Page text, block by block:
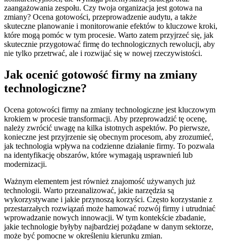
zaangażowania zespołu. Czy twoja organizacja jest gotowa na
zmiany? Ocena gotowości, przeprowadzenie audytu, a także
skuteczne planowanie i monitorowanie efektów to kluczowe kroki,
które mogą pomóc w tym procesie. Warto zatem przyjrzeć się, jak
skutecznie przygotować firmę do technologicznych rewolucji, aby
nie tylko przetrwać, ale i rozwijać się w nowej rzeczywistości.
Jak ocenić gotowość firmy na zmiany
technologiczne?
Ocena gotowości firmy na zmiany technologiczne jest kluczowym
krokiem w procesie transformacji. Aby przeprowadzić tę ocenę,
należy zwrócić uwagę na kilka istotnych aspektów. Po pierwsze,
konieczne jest przyjrzenie się obecnym procesom, aby zrozumieć,
jak technologia wpływa na codzienne działanie firmy. To pozwala
na identyfikację obszarów, które wymagają usprawnień lub
modernizacji.
Ważnym elementem jest również znajomość używanych już
technologii. Warto przeanalizować, jakie narzędzia są
wykorzystywane i jakie przynoszą korzyści. Często korzystanie z
przestarzałych rozwiązań może hamować rozwój firmy i utrudniać
wprowadzanie nowych innowacji. W tym kontekście zbadanie,
jakie technologie byłyby najbardziej pożądane w danym sektorze,
może być pomocne w określeniu kierunku zmian.